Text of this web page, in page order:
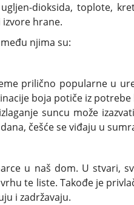
dioksida, toplote,
hrane.
njima su:
prilično popularne u
boja potiče iz potrebe
suncu može
češće se viđaju u
u naš dom. U stvari,
te liste. Takođe je
i zadržavaju.